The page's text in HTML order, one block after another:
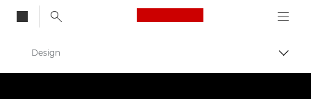
Canon Logo, back
Design